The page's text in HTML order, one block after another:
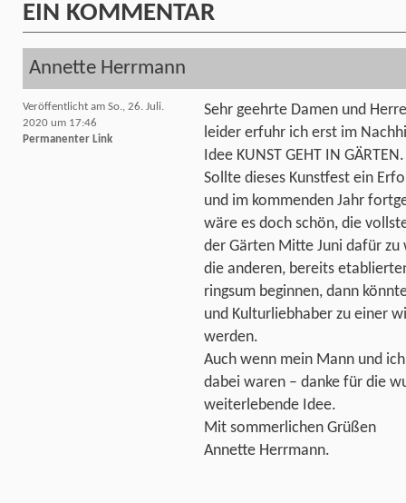
EIN KOMMENTAR
Annette Herrmann
Veröffentlicht am So., 26. Juli.
2020 um 17:46
Permanenter Link
Sehr geehrte Damen und
leider erfuhr ich erst im
Idee KUNST GEHT IN GÄRTEN.
Sollte dieses Kunstfest ein
und im kommenden Jahr
wäre es doch schön, die
der Gärten Mitte Juni dafür zu
die anderen, bereits
ringsum beginnen, dann
und Kulturliebhaber zu einer
werden.
Auch wenn mein Mann und
dabei waren – danke für die
weiterlebende Idee.
Mit sommerlichen Grüßen
Annette Herrmann.